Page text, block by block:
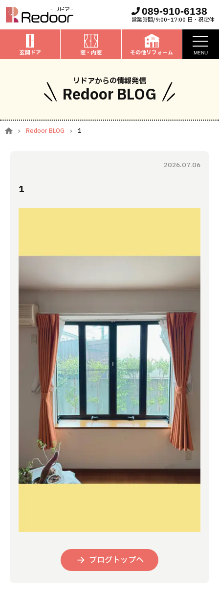
089-910-6138
営業時間/9:00~17:00 日・祝定休
玄関ドア 窓・内窓 その他リフォーム MENU
私たちについて
取扱商品
お家全般
お客様の声
アクセス
リドアからの情報発信
Redoor BLOG
Redoor BLOG 1
2026.07.06
1
ブログトップへ